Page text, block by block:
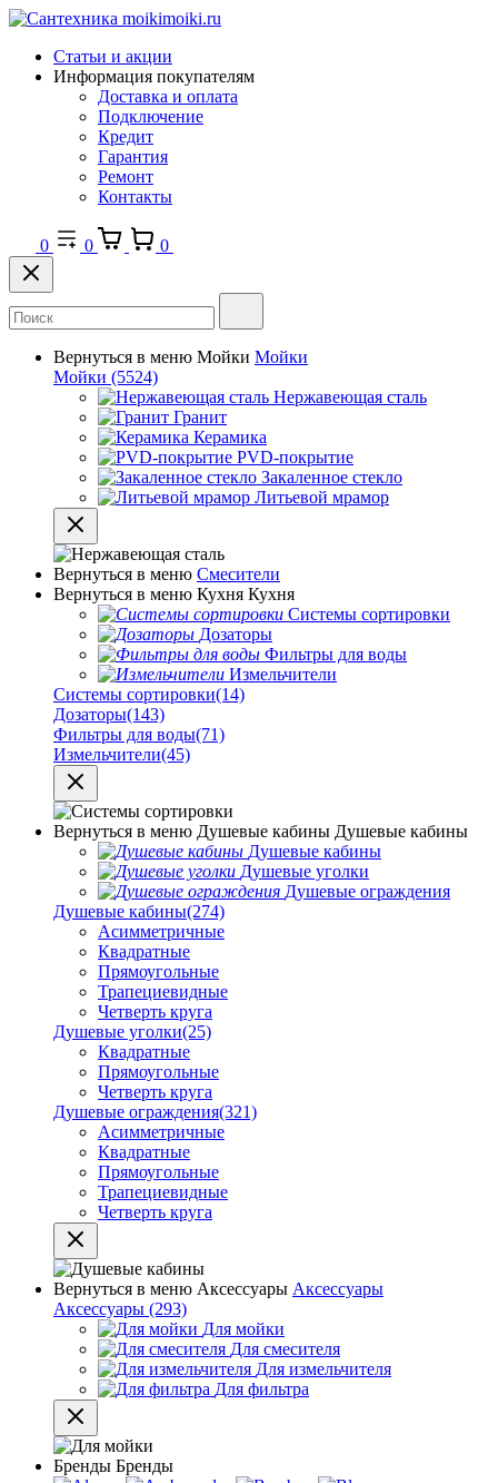
Статьи и акции
Информация покупателям
Доставка и оплата
Подключение
Кредит
Гарантия
Ремонт
Контакты
0 0 0
Вернуться в меню Мойки Мойки
Мойки (5524)
Нержавеющая сталь
Гранит
Керамика
PVD-покрытие
Закаленное стекло
Литьевой мрамор
Вернуться в меню Смесители
Вернуться в меню Кухня Кухня
Системы сортировки
Дозаторы
Фильтры для воды
Измельчители
Системы сортировки(14)
Дозаторы(143)
Фильтры для воды(71)
Измельчители(45)
Вернуться в меню Душевые кабины Душевые кабины
Душевые кабины
Душевые уголки
Душевые ограждения
Душевые кабины(274)
Асимметричные
Квадратные
Прямоугольные
Трапециевидные
Четверть круга
Душевые уголки(25)
Квадратные
Прямоугольные
Четверть круга
Душевые ограждения(321)
Асимметричные
Квадратные
Прямоугольные
Трапециевидные
Четверть круга
Вернуться в меню Аксессуары Аксессуары
Аксессуары (293)
Для мойки
Для смесителя
Для измельчителя
Для фильтра
Бренды Бренды